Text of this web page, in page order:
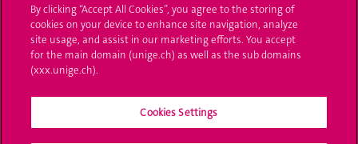
UNIGE Mobile
Médias
Offres d'emploi
Bibliothèque
By clicking “Accept All Cookies”, you agree to the storing of
cookies on your device to enhance site navigation, analyze
site usage, and assist in our marketing efforts. You accept
for the main domain (unige.ch) as well as the sub domains
(xxx.unige.ch).
Cookies Settings